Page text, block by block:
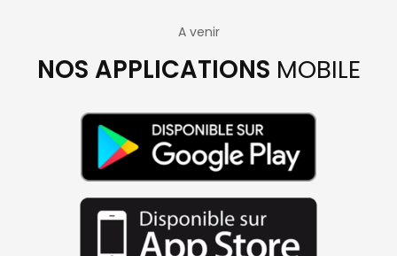
A venir
NOS APPLICATIONS MOBILE